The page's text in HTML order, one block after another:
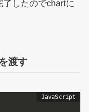
したのでchartに
渡す